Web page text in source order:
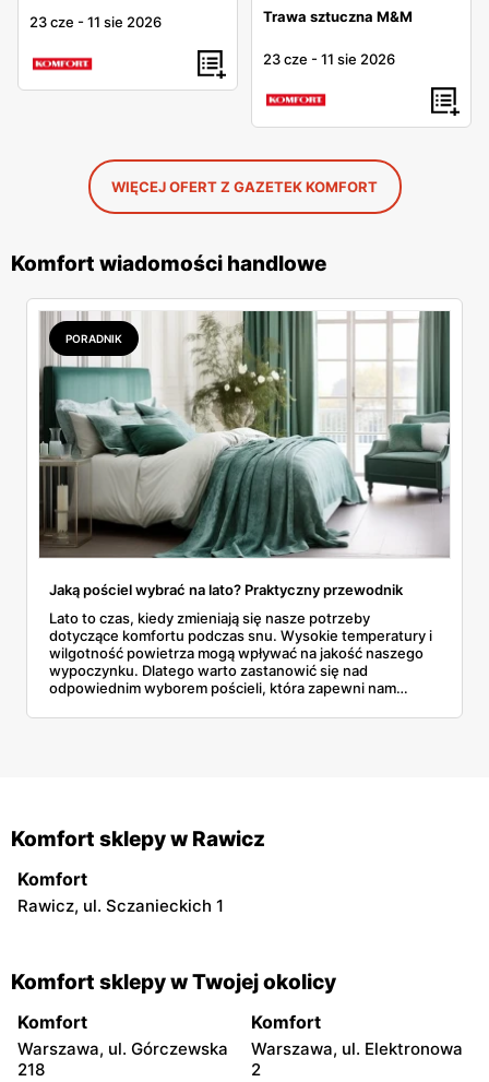
23 cze -11 sie 2026 Trawa sztuczna M&M
23 cze -11 sie 2026
WIĘCEJ OFERT Z GAZETEK KOMFORT
Komfort wiadomości handlowe
PORADNIK
Jaką pościel wybrać na lato? Praktyczny przewodnik
Lato to czas, kiedy zmieniają się nasze potrzeby
dotyczące komfortu podczas snu. Wysokie temperatury i
wilgotność powietrza mogą wpływać na jakość naszego
wypoczynku. Dlatego warto zastanowić się nad
odpowiednim wyborem pościeli, która zapewni nam
Komfort sklepy w Rawicz
Komfort
Rawicz, ul. Sczanieckich 1
Komfort sklepy w Twojej okolicy
Komfort
Warszawa, ul. Górczewska
218
Komfort
Warszawa, ul. Elektronowa
2